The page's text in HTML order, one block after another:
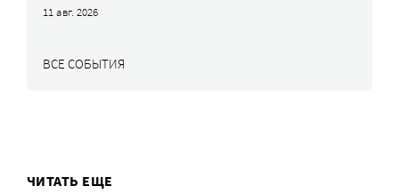
11 авг. 2026
ВСЕ СОБЫТИЯ
ЧИТАТЬ ЕЩЕ